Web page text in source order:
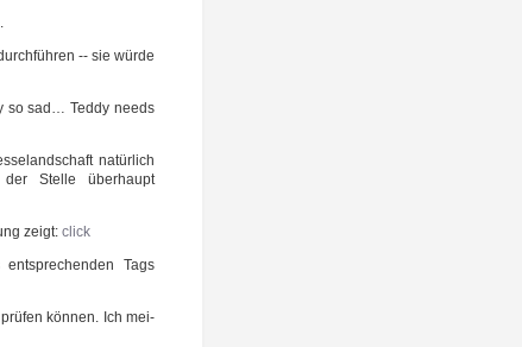
-- sie wür­de
so sad… Ted­dy needs
natür­lich
Stel­le über­haupt
zeigt: click
Tags
kön­nen. Ich mei­